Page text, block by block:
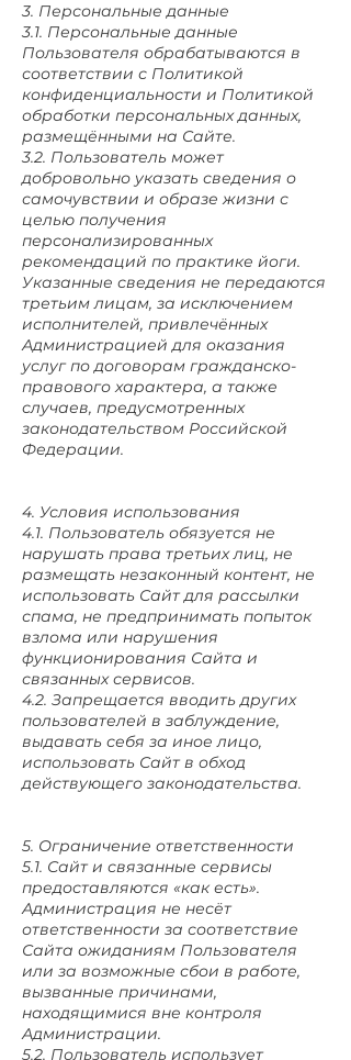
3. Персональные данные
3.1. Персональные данные
Пользователя обрабатываются в
соответствии с Политикой
конфиденциальности и Политикой
обработки персональных данных,
размещёнными на Сайте.
3.2. Пользователь может
добровольно указать сведения о
самочувствии и образе жизни с
целью получения
персонализированных
рекомендаций по практике йоги.
Указанные сведения не передаются
третьим лицам, за исключением
исполнителей, привлечённых
Администрацией для оказания
услуг по договорам гражданско-
правового характера, а также
случаев, предусмотренных
законодательством Российской
Федерации.
4. Условия использования
4.1. Пользователь обязуется не
нарушать права третьих лиц, не
размещать незаконный контент, не
использовать Сайт для рассылки
спама, не предпринимать попыток
взлома или нарушения
функционирования Сайта и
связанных сервисов.
4.2. Запрещается вводить других
пользователей в заблуждение,
выдавать себя за иное лицо,
использовать Сайт в обход
действующего законодательства.
5. Ограничение ответственности
5.1. Сайт и связанные сервисы
предоставляются «как есть».
Администрация не несёт
ответственности за соответствие
Сайта ожиданиям Пользователя
или за возможные сбои в работе,
вызванные причинами,
находящимися вне контроля
Администрации.
5.2. Пользователь использует